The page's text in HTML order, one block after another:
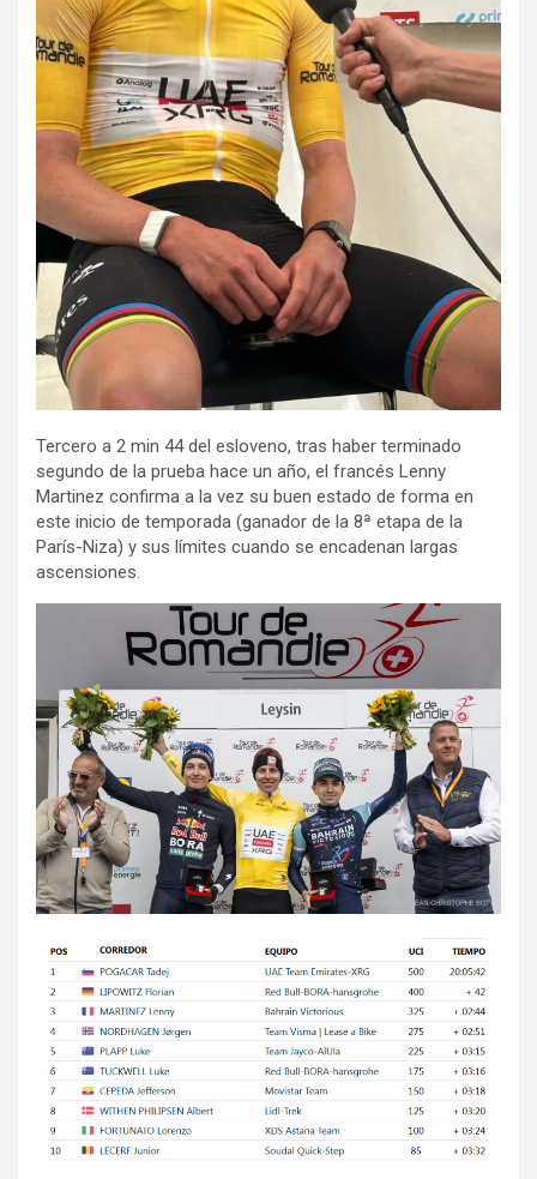
Tercero a 2 min 44 del esloveno, tras haber terminado
segundo de la prueba hace un año, el francés Lenny
Martinez confirma a la vez su buen estado de forma en
este inicio de temporada (ganador de la 8ª etapa de la
París-Niza) y sus límites cuando se encadenan largas
ascensiones.